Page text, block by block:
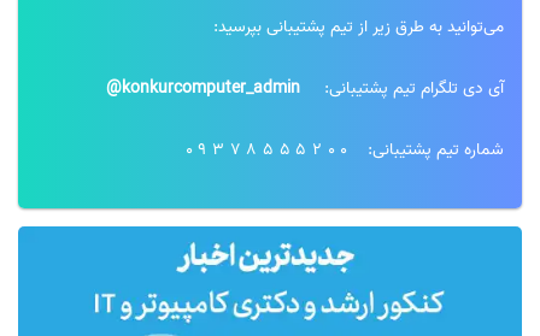
می‌توانید به طرق زیر از تیم پشتیبانی بپرسید:
آی دی تلگرام تیم پشتیبانی: konkurcomputer_admin@
شماره تیم پشتیبانی: 09378555200